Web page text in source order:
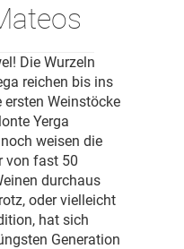
Die Wurzeln
reichen bis ins
Weinstöcke
Yerga
weisen die
von fast 50
durchaus
oder vielleicht
hat sich
Generation